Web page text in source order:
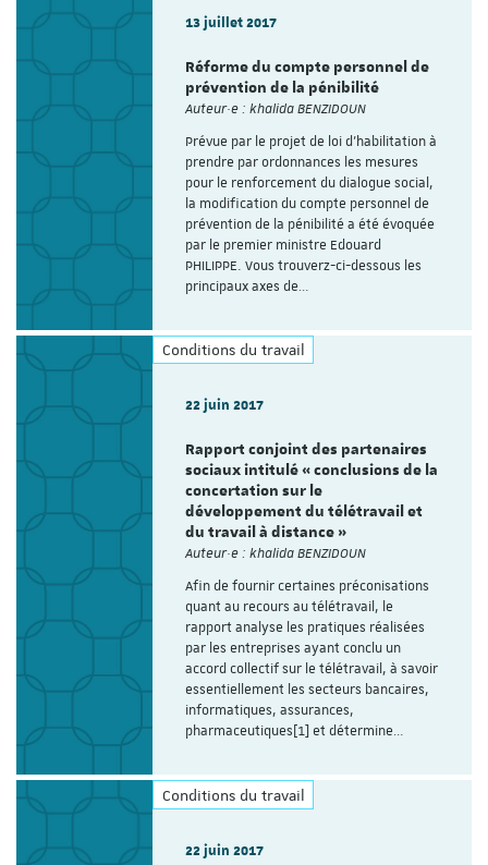
13 juillet 2017
Réforme du compte personnel de
prévention de la pénibilité
Auteur·e : khalida BENZIDOUN
Prévue par le projet de loi d'habilitation à
prendre par ordonnances les mesures
pour le renforcement du dialogue social,
la modification du compte personnel de
prévention de la pénibilité a été évoquée
par le premier ministre Edouard
PHILIPPE. Vous trouverz-ci-dessous les
principaux axes de…
Conditions du travail
22 juin 2017
Rapport conjoint des partenaires
sociaux intitulé « conclusions de la
concertation sur le
développement du télétravail et
du travail à distance »
Auteur·e : khalida BENZIDOUN
Afin de fournir certaines préconisations
quant au recours au télétravail, le
rapport analyse les pratiques réalisées
par les entreprises ayant conclu un
accord collectif sur le télétravail, à savoir
essentiellement les secteurs bancaires,
informatiques, assurances,
pharmaceutiques[1] et détermine…
Conditions du travail
22 juin 2017